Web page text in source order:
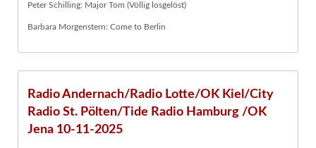
Peter Schilling: Major Tom (Völlig losgelöst)
Barbara Morgenstern: Come to Berlin
Radio Andernach/Radio Lotte/OK Kiel/City
Radio St. Pölten/Tide Radio Hamburg /OK
Jena 10-11-2025